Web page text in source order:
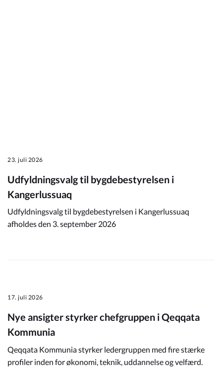
23. juli 2026
Udfyldningsvalg til bygdebestyrelsen i
Kangerlussuaq
Udfyldningsvalg til bygdebestyrelsen i Kangerlussuaq
afholdes den 3. september 2026
17. juli 2026
Nye ansigter styrker chefgruppen i Qeqqata
Kommunia
Qeqqata Kommunia styrker ledergruppen med fire stærke
profiler inden for økonomi, teknik, uddannelse og velfærd.